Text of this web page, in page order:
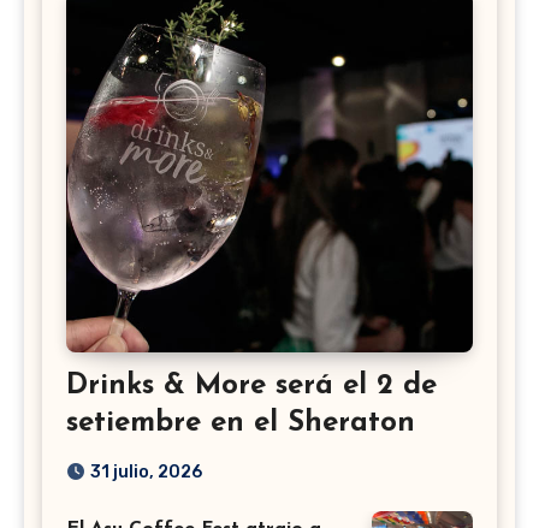
Drinks & More será el 2 de
setiembre en el Sheraton
31 julio, 2026